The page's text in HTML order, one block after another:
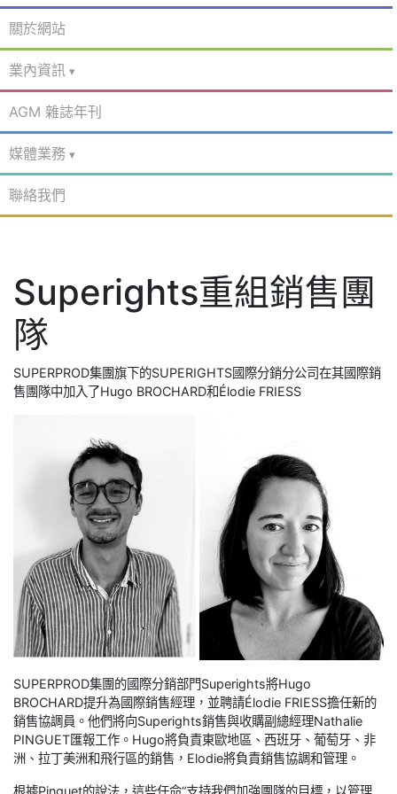
關於網站
業內資訊
AGM 雜誌年刊
媒體業務
聯絡我們
Superights重組銷售團
隊
SUPERPROD集團旗下的SUPERIGHTS國際分銷分公司在其國際銷
售團隊中加入了Hugo BROCHARD和Élodie FRIESS
SUPERPROD集團的國際分銷部門Superights將Hugo
BROCHARD提升為國際銷售經理，並聘請Élodie FRIESS擔任新的
銷售協調員。他們將向Superights銷售與收購副總經理Nathalie
PINGUET匯報工作。Hugo將負責東歐地區、西班牙、葡萄牙、非
洲、拉丁美洲和飛行區的銷售，Elodie將負責銷售協調和管理。
根據Pinguet的說法，這些任命“支持我們加強團隊的目標，以管理